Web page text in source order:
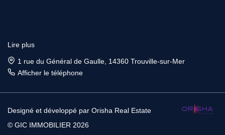
Lire plus
1 rue du Général de Gaulle, 14360 Trouville-sur-Mer
Afficher le téléphone
Designé et développé par Orisha Real Estate
© GIC IMMOBILIER 2026